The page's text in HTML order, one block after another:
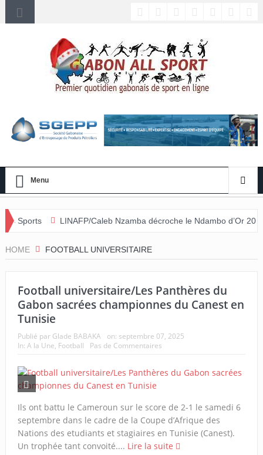
Menu
LINAFP/Caleb Nzamba décroche le Ndambo d’Or 2026 et Alain
HOME FOOTBALL UNIVERSITAIRE
Football universitaire/Les Panthères du
Gabon sacrées championnes du Canest en
Tunisie
Publié par Glade BABAKA on: septembre 07, 2025
In: A la Une, Football Pas de Commentaires
Ils ont battu le Cameroun sur le score de 2-1 le samedi 6
septembre dans le cadre de la Coupe d’Afrique des
Nations des etudiants et stagiaires en Tunisie (Canest).
Un trophée tant convoité.... Lire la suite